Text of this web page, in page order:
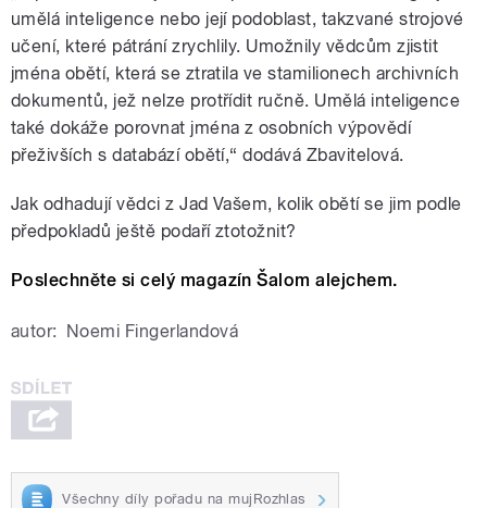
umělá inteligence nebo její podoblast, takzvané strojové
učení, které pátrání zrychlily. Umožnily vědcům zjistit
jména obětí, která se ztratila ve stamilionech archivních
dokumentů, jež nelze protřídit ručně. Umělá inteligence
také dokáže porovnat jména z osobních výpovědí
přeživších s databází obětí,“ dodává Zbavitelová.
Jak odhadují vědci z Jad Vašem, kolik obětí se jim podle
předpokladů ještě podaří ztotožnit?
Poslechněte si celý magazín Šalom alejchem.
autor: Noemi Fingerlandová
Všechny díly pořadu na mujRozhlas